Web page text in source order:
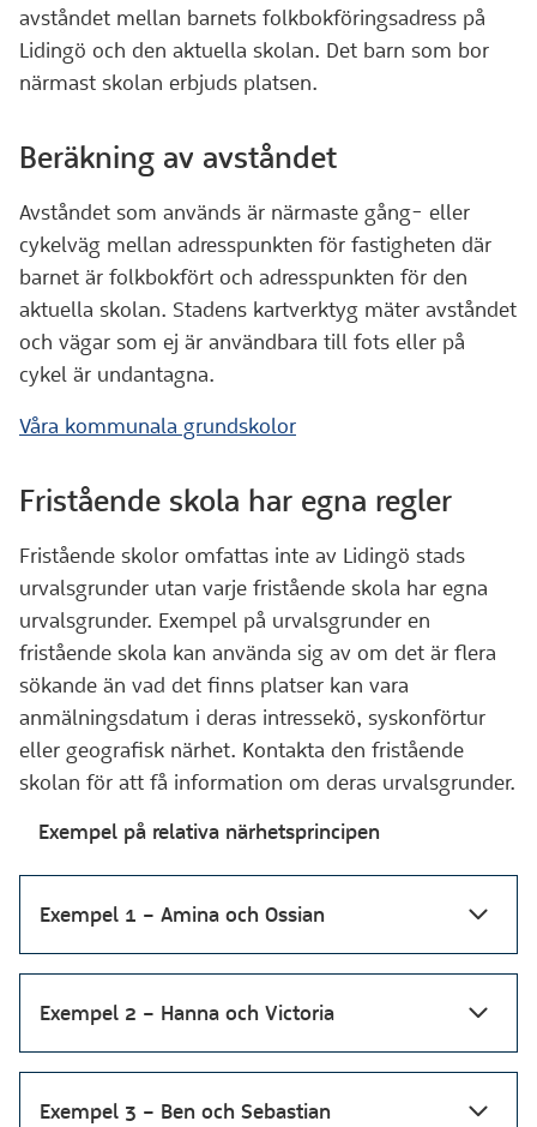
avståndet mellan barnets folkbokföringsadress på
Lidingö och den aktuella skolan. Det barn som bor
närmast skolan erbjuds platsen.
Beräkning av avståndet
Avståndet som används är närmaste gång- eller
cykelväg mellan adresspunkten för fastigheten där
barnet är folkbokfört och adresspunkten för den
aktuella skolan. Stadens kartverktyg mäter avståndet
och vägar som ej är användbara till fots eller på
cykel är undantagna.
Våra kommunala grundskolor
Fristående skola har egna regler
Fristående skolor omfattas inte av Lidingö stads
urvalsgrunder utan varje fristående skola har egna
urvalsgrunder. Exempel på urvalsgrunder en
fristående skola kan använda sig av om det är flera
sökande än vad det finns platser kan vara
anmälningsdatum i deras intressekö, syskonförtur
eller geografisk närhet. Kontakta den fristående
skolan för att få information om deras urvalsgrunder.
Exempel på relativa närhetsprincipen
Exempel 1 – Amina och Ossian
Exempel 2 – Hanna och Victoria
Exempel 3 – Ben och Sebastian